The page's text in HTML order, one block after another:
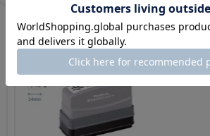
3
慶弔
タン
品】